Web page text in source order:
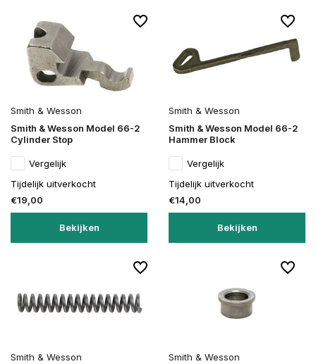
Smith & Wesson
Smith & Wesson Model 66-2
Cylinder Stop
Vergelijk
Tijdelijk uitverkocht
€19,00
Bekijken
Smith & Wesson
Smith & Wesson Model 66-2
Hammer Block
Vergelijk
Tijdelijk uitverkocht
€14,00
Bekijken
Smith & Wesson
Smith & Wesson